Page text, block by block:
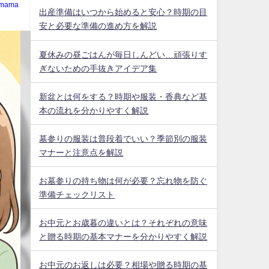
出産準備はいつから始めると安心？時期の目
安と必要な準備の進め方を解説
夏休みの昼ごはんが毎日しんどい…頑張りす
ぎないための手抜きアイデア集
新盆とは何をする？時期や服装・香典など基
本の流れを分かりやすく解説
墓参りの服装は普段着でいい？季節別の服装
マナーと注意点を解説
お墓参りの持ち物は何が必要？忘れ物を防ぐ
準備チェックリスト
お中元とお歳暮の違いとは？それぞれの意味
と贈る時期の基本マナーを分かりやすく解説
お中元のお返しは必要？相場や贈る時期の基